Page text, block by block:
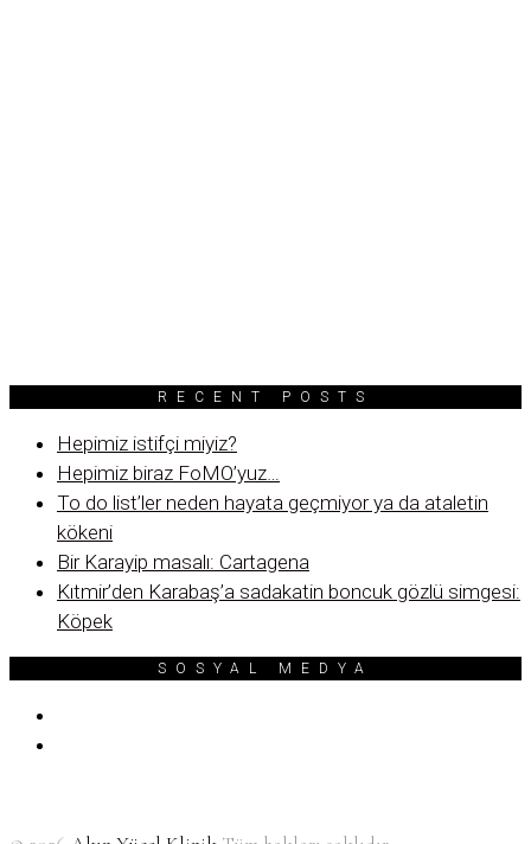
RECENT POSTS
Hepimiz istifçi miyiz?
Hepimiz biraz FoMO’yuz…
To do list’ler neden hayata geçmiyor ya da ataletin
kökeni
Bir Karayip masalı: Cartagena
Kıtmir’den Karabaş’a sadakatin boncuk gözlü simgesi:
Köpek
SOSYAL MEDYA